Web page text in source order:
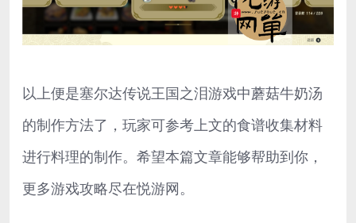
以上便是塞尔达传说王国之泪游戏中蘑菇牛奶汤
的制作方法了，玩家可参考上文的食谱收集材料
进行料理的制作。希望本篇文章能够帮助到你，
更多游戏攻略尽在悦游网。